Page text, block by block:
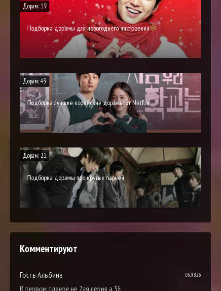
Дорам: 19
Подборка дорамы для новогоднего настроения
Дорам: 43
Подборка лучшие корейские дорамы от Netflix
Дорам: 21
Подборка дорамы про крутых парней
Комментируют
Гость Альбина 06.08.26
В первом плеере не 2ая серия а 36